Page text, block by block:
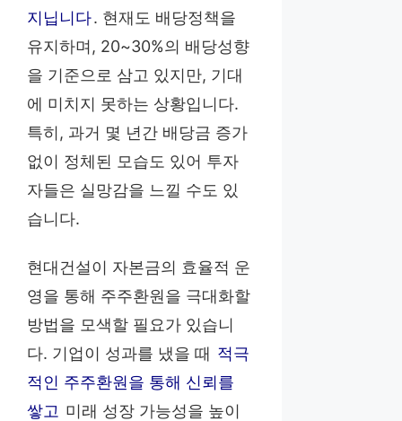
지닙니다. 현재도 배당정책을
유지하며, 20~30%의 배당성향
을 기준으로 삼고 있지만, 기대
에 미치지 못하는 상황입니다.
특히, 과거 몇 년간 배당금 증가
없이 정체된 모습도 있어 투자
자들은 실망감을 느낄 수도 있
습니다.
현대건설이 자본금의 효율적 운
영을 통해 주주환원을 극대화할
방법을 모색할 필요가 있습니
다. 기업이 성과를 냈을 때 적극
적인 주주환원을 통해 신뢰를
쌓고 미래 성장 가능성을 높이